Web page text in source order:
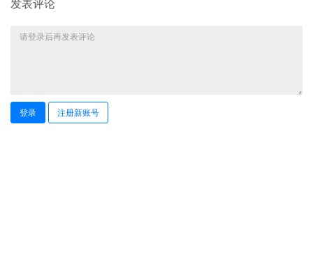
发表评论
登录 注册新账号